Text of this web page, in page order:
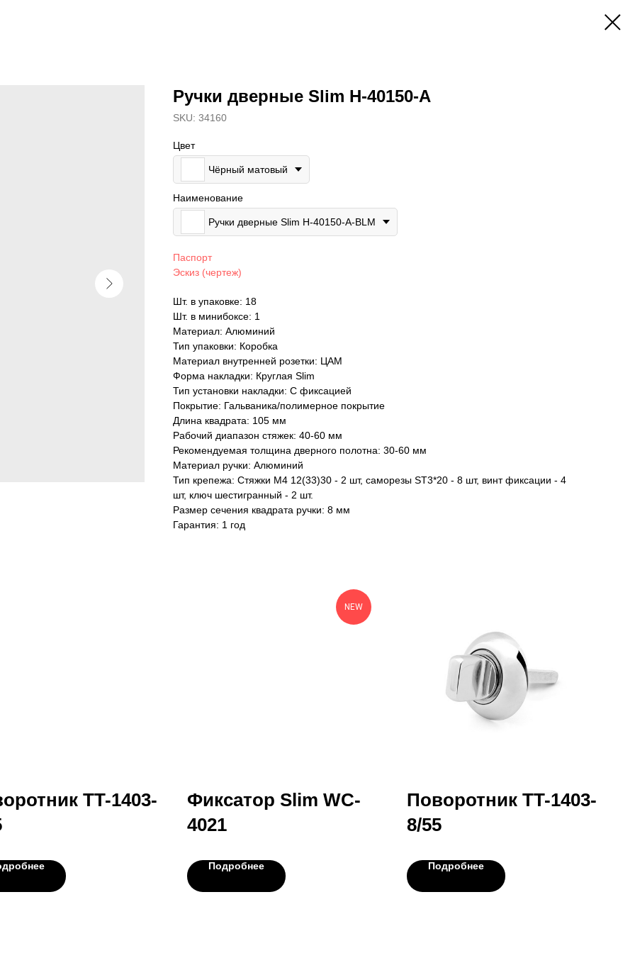
Ручки дверные Slim H-40150-A
SKU: 34160
Цвет
Чёрный матовый
Наименование
Ручки дверные Slim H-40150-A-BLM
Паспорт
Эскиз (чертеж)
Шт. в упаковке: 18
Шт. в минибоксе: 1
Материал: Алюминий
Тип упаковки: Коробка
Материал внутренней розетки: ЦАМ
Форма накладки: Круглая Slim
Тип установки накладки: С фиксацией
Покрытие: Гальваника/полимерное покрытие
Длина квадрата: 105 мм
Рабочий диапазон стяжек: 40-60 мм
Рекомендуемая толщина дверного полотна: 30-60 мм
Материал ручки: Алюминий
Тип крепежа: Стяжки M4 12(33)30 - 2 шт, саморезы SТ3*20 - 8 шт, винт фиксации - 4
шт, ключ шестигранный - 2 шт.
Размер сечения квадрата ручки: 8 мм
Гарантия: 1 год
TT-1403-
NEW
Фиксатор Slim WC-
4021
Подробнее
Поворотник TT-1403-
8/55
Подробнее